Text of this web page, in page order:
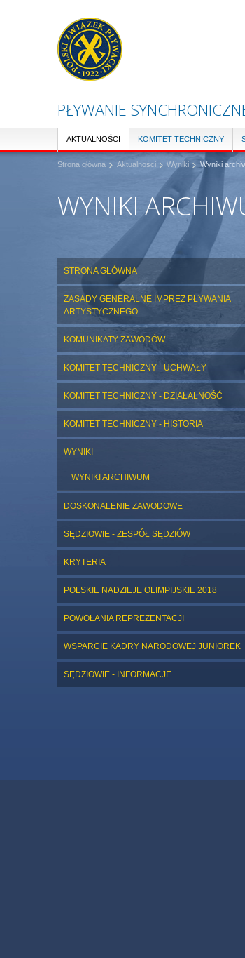
PŁYWANIE
AKTUALNOŚCI KOMITET TECHNICZNY
Strona główna Aktualności Wyniki Wyniki
WYNIKI
STRONA GŁÓWNA
ZASADY GENERALNE IMPREZ PŁYWANIA
ARTYSTYCZNEGO
KOMUNIKATY ZAWODÓW
KOMITET TECHNICZNY - UCHWAŁY
KOMITET TECHNICZNY - DZIAŁALNOŚĆ
KOMITET TECHNICZNY - HISTORIA
WYNIKI
WYNIKI ARCHIWUM
DOSKONALENIE ZAWODOWE
SĘDZIOWIE - ZESPÓŁ SĘDZIÓW
KRYTERIA
POLSKIE NADZIEJE OLIMPIJSKIE 2018
POWOŁANIA REPREZENTACJI
WSPARCIE KADRY NARODOWEJ JUNIOREK
SĘDZIOWIE - INFORMACJE